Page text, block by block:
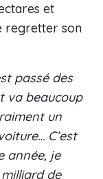
et
regretter son
passé des
va beaucoup
un
C’est
année, je
de